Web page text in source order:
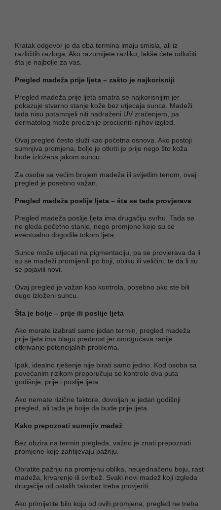
Kratak odgovor je da oba termina imaju smisla, ali iz
različitih razloga. Ako razumijete razliku, lakše ćete odlučiti
šta je najbolje za vas.
Pregled madeža prije ljeta – zašto je najkorisniji
Pregled madeža prije ljeta smatra se najkorisnijim jer
pokazuje stvarno stanje kože bez utjecaja sunca. Madeži
tada nisu potamnjeli niti nadraženi UV zračenjem, pa
dermatolog može preciznije procijeniti njihov izgled.
Ovaj pregled često služi kao početna osnova. Ako postoji
sumnjiva promjena, bolje je otkriti je prije nego što koža
bude izložena jakom suncu.
Za osobe sa većim brojem madeža ili svijetlim tenom, ovaj
pregled je posebno važan.
Pregled madeža poslije ljeta – šta se tada provjerava
Pregled madeža poslije ljeta ima drugačiju svrhu. Tada se
ne gleda početno stanje, nego promjene koje su se
eventualno dogodile tokom ljeta.
Sunce može utjecati na pigmentaciju, pa se provjerava da li
su se madeži promijenili po boji, obliku ili veličini, te da li su
se pojavili novi.
Ovaj pregled je važan kao kontrola, posebno ako ste bili
dugo izloženi suncu.
Šta je bolje – prije ili poslije ljeta
Ako morate izabrati samo jedan termin, pregled madeža
prije ljeta ima blagu prednost jer omogućava ranije
otkrivanje potencijalnih problema.
Ipak, idealno rješenje nije birati samo jedno. Kod osoba sa
povećanim rizikom preporučuju se kontrole dva puta
godišnje, prije i poslije ljeta.
Ako nemate rizične faktore, dovoljan je jedan godišnji
pregled, ali tada je bolje da bude prije ljeta.
Kako prepoznati sumnjiv madež
Bez obzira na termin pregleda, važno je znati prepoznati
promjene koje zahtijevaju pažnju.
Obratite pažnju na promjenu oblika, neujednačenu boju, rast
madeža, krvarenje ili svrbež. Svaki novi madež koji izgleda
drugačije od ostalih također treba provjeriti.
Ako primijetite bilo koju od ovih promjena, pregled ne treba